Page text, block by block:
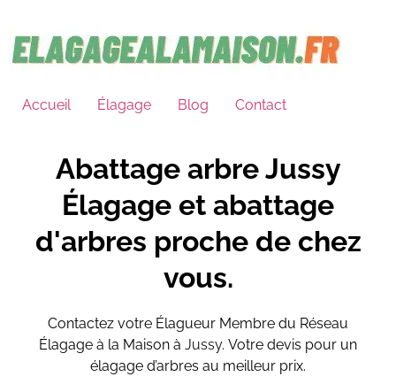
Accueil Élagage Blog Contact
Abattage arbre Jussy
Élagage et abattage
d'arbres proche de chez
vous.
Contactez votre Élagueur Membre du Réseau
Élagage à la Maison à Jussy. Votre devis pour un
élagage d’arbres au meilleur prix.